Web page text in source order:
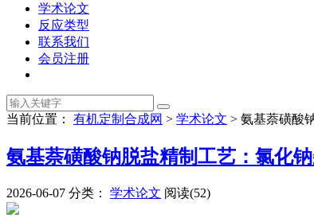
学术论文
反应类型
联系我们
会员注册
当前位置： 有机定制合成网 > 学术论文 > 氨基萘磺酸
氨基萘磺酸钠脱盐精制工艺：氯化
2026-06-07 分类： 学术论文 阅读(52)